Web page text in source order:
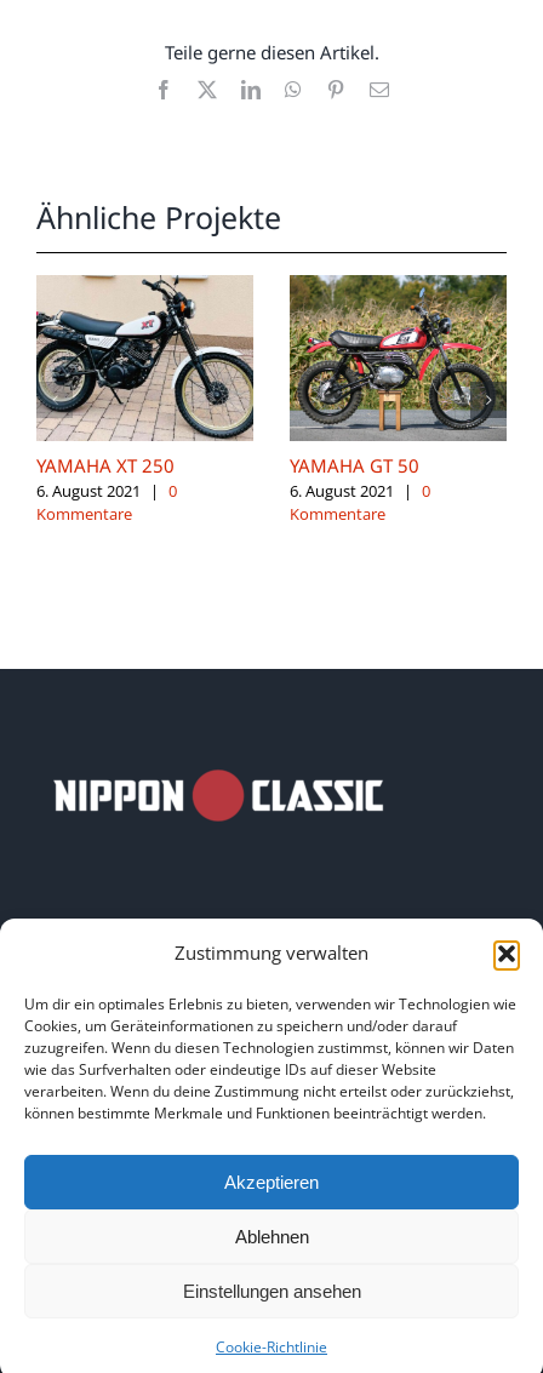
Zustimmung verwalten
Um dir ein optimales Erlebnis zu bieten, verwenden wir Technologien wie
Cookies, um Geräteinformationen zu speichern und/oder darauf
zuzugreifen. Wenn du diesen Technologien zustimmst, können wir Daten
wie das Surfverhalten oder eindeutige IDs auf dieser Website
verarbeiten. Wenn du deine Zustimmung nicht erteilst oder zurückziehst,
können bestimmte Merkmale und Funktionen beeinträchtigt werden.
Akzeptieren
Ablehnen
Einstellungen ansehen
Cookie-Richtlinie
Teile gerne diesen Artikel.
Facebook LinkedInWhatsApp
Pinterest
E-
Ähnliche Projekte
YAMAHA XT 250
6. August 2021 |
0
Kommentare
YAMAHA GT 50
6. August 2021 |
0
Kommentare
HOME|ÜBER UNS| IMPRESSUM |DATENSCHUTZ
BILDNACHWEISE
Copyright 2025